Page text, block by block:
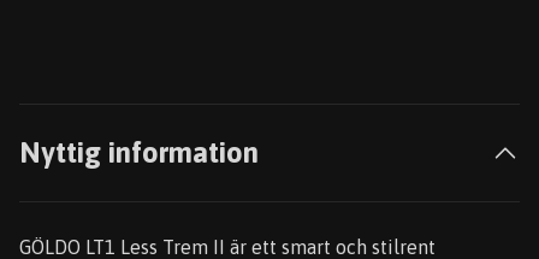
Nyttig information
GÖLDO LT1 Less Trem II är ett smart och stilrent